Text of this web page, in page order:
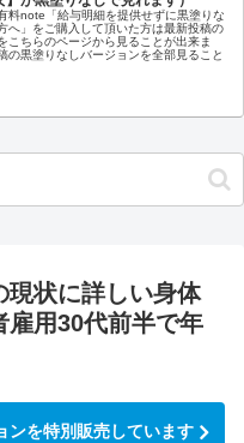
料note「給与明細を提供せずに黒塗りな
へ」をご購入して頂いた方は最新投稿の
こちらのページから見ることが出来ま
の黒塗りなしバージョンを全部見ること
現状に詳しい身体
雇用30代前半で年
ンを特別販売しています